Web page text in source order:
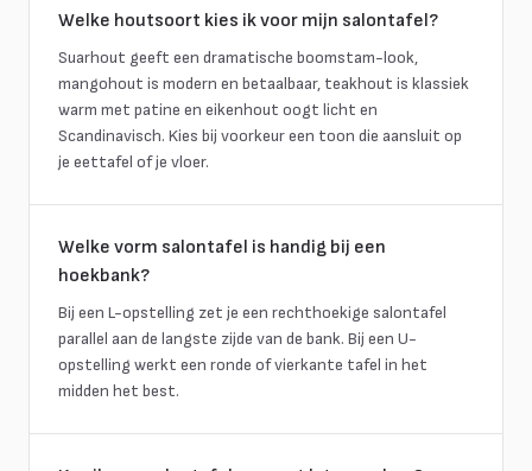
Welke houtsoort kies ik voor mijn salontafel?
Suarhout geeft een dramatische boomstam-look,
mangohout is modern en betaalbaar, teakhout is klassiek
warm met patine en eikenhout oogt licht en
Scandinavisch. Kies bij voorkeur een toon die aansluit op
je eettafel of je vloer.
Welke vorm salontafel is handig bij een
hoekbank?
Bij een L-opstelling zet je een rechthoekige salontafel
parallel aan de langste zijde van de bank. Bij een U-
opstelling werkt een ronde of vierkante tafel in het
midden het best.